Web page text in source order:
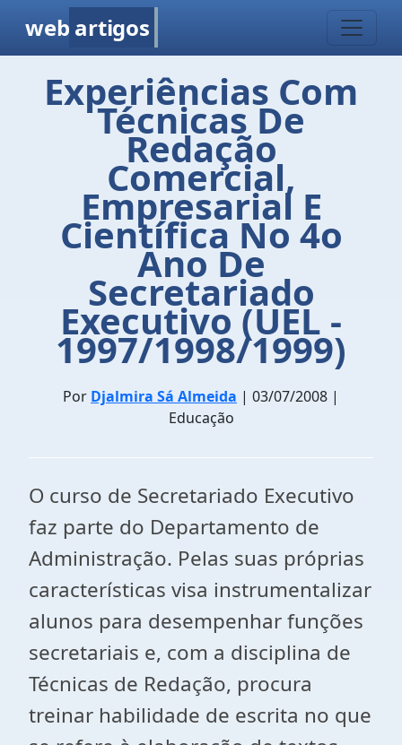
web artigos
Experiências Com
Técnicas De
Redação
Comercial,
Empresarial E
Científica No 4o
Ano De
Secretariado
Executivo (UEL -
1997/1998/1999)
Por Djalmira Sá Almeida | 03/07/2008 |
Educação
O curso de Secretariado Executivo
faz parte do Departamento de
Administração. Pelas suas próprias
características visa instrumentalizar
alunos para desempenhar funções
secretariais e, com a disciplina de
Técnicas de Redação, procura
treinar habilidade de escrita no que